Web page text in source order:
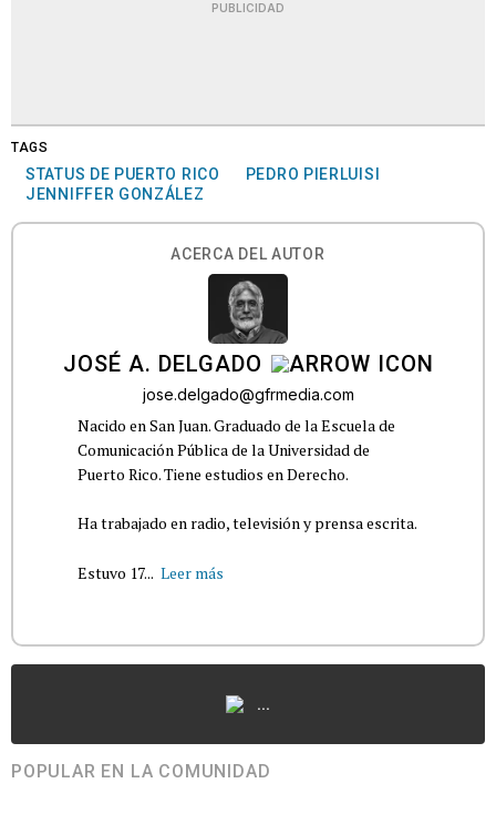
PUBLICIDAD
TAGS
STATUS DE PUERTO RICO
PEDRO PIERLUISI
JENNIFFER GONZÁLEZ
ACERCA DEL AUTOR
JOSÉ A. DELGADO
jose.delgado@gfrmedia.com
Nacido en San Juan. Graduado de la Escuela de
Comunicación Pública de la Universidad de
Puerto Rico. Tiene estudios en Derecho.
Ha trabajado en radio, televisión y prensa escrita.
Estuvo 17... Leer más
...
POPULAR EN LA COMUNIDAD